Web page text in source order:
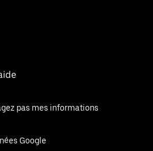
pas mes informations
Google